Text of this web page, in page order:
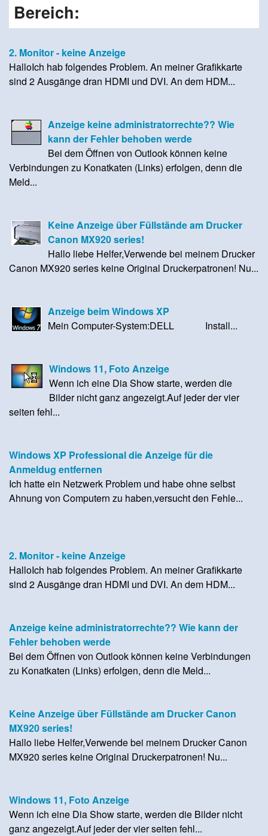
Bereich:
2. Monitor - keine Anzeige
HalloIch hab folgendes Problem. An meiner Grafikkarte
sind 2 Ausgänge dran HDMI und DVI. An dem HDM...
Anzeige keine administratorrechte?? Wie
kann der Fehler behoben werde
Bei dem Öffnen von Outlook können keine
Verbindungen zu Konatkaten (Links) erfolgen, denn die
Meld...
Keine Anzeige über Füllstände am Drucker
Canon MX920 series!
Hallo liebe Helfer,Verwende bei meinem Drucker
Canon MX920 series keine Original Druckerpatronen! Nu...
Anzeige beim Windows XP
Mein Computer-System:DELL Install...
Windows 11, Foto Anzeige
Wenn ich eine Dia Show starte, werden die
Bilder nicht ganz angezeigt.Auf jeder der vier
seiten fehl...
Windows XP Professional die Anzeige für die
Anmeldug entfernen
Ich hatte ein Netzwerk Problem und habe ohne selbst
Ahnung von Computern zu haben,versucht den Fehle...
2. Monitor - keine Anzeige
HalloIch hab folgendes Problem. An meiner Grafikkarte
sind 2 Ausgänge dran HDMI und DVI. An dem HDM...
Anzeige keine administratorrechte?? Wie kann der
Fehler behoben werde
Bei dem Öffnen von Outlook können keine Verbindungen
zu Konatkaten (Links) erfolgen, denn die Meld...
Keine Anzeige über Füllstände am Drucker Canon
MX920 series!
Hallo liebe Helfer,Verwende bei meinem Drucker Canon
MX920 series keine Original Druckerpatronen! Nu...
Windows 11, Foto Anzeige
Wenn ich eine Dia Show starte, werden die Bilder nicht
ganz angezeigt.Auf jeder der vier seiten fehl...